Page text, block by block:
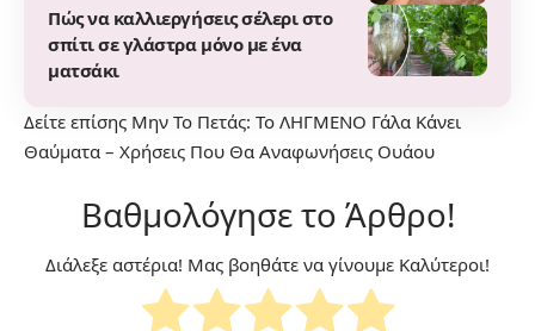
Πώς να καλλιεργήσεις σέλερι στο
σπίτι σε γλάστρα μόνο με ένα
ματσάκι
Δείτε επίσης Μην Το Πετάς: Το ΛΗΓΜΕΝΟ Γάλα Κάνει
Θαύματα – Χρήσεις Που Θα Αναφωνήσεις Ουάου
Βαθμολόγησε το Άρθρο!
Διάλεξε αστέρια! Μας βοηθάτε να γίνουμε Καλύτεροι!